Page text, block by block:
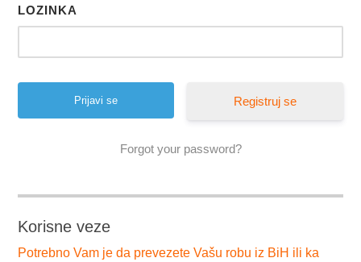
LOZINKA
Registruj se
Forgot your password?
Korisne veze
Potrebno Vam je da prevezete Vašu robu iz BiH ili ka